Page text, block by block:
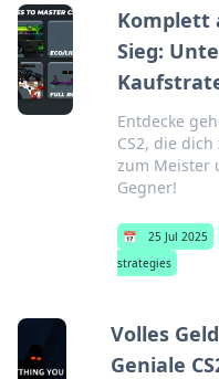
Komplett
Sieg:
Entdecke
CS2, die
zum Meister
Gegner!
📅 25 Jul 2025
strategies
Volles
Geniale